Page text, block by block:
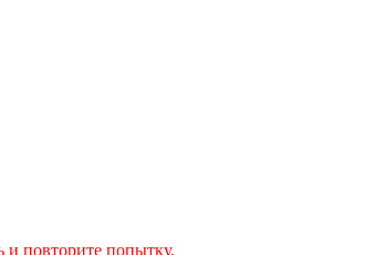
и повторите попытку.